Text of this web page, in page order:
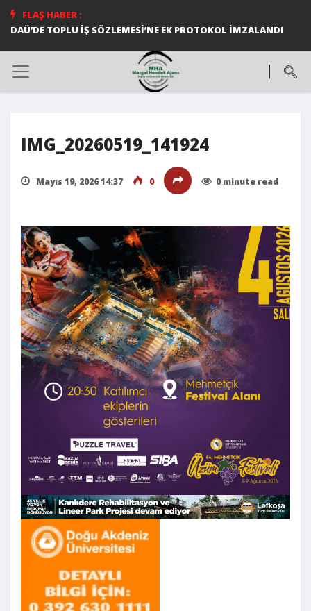
FLAŞ HABER :
DAÜ’DE TOPLU İŞ SÖZLEMESİ’NE EK PROTOKOL İMZALANDI
IMG_20260519_141924
Mayıs 19, 2026 14:37 0 0 minute read